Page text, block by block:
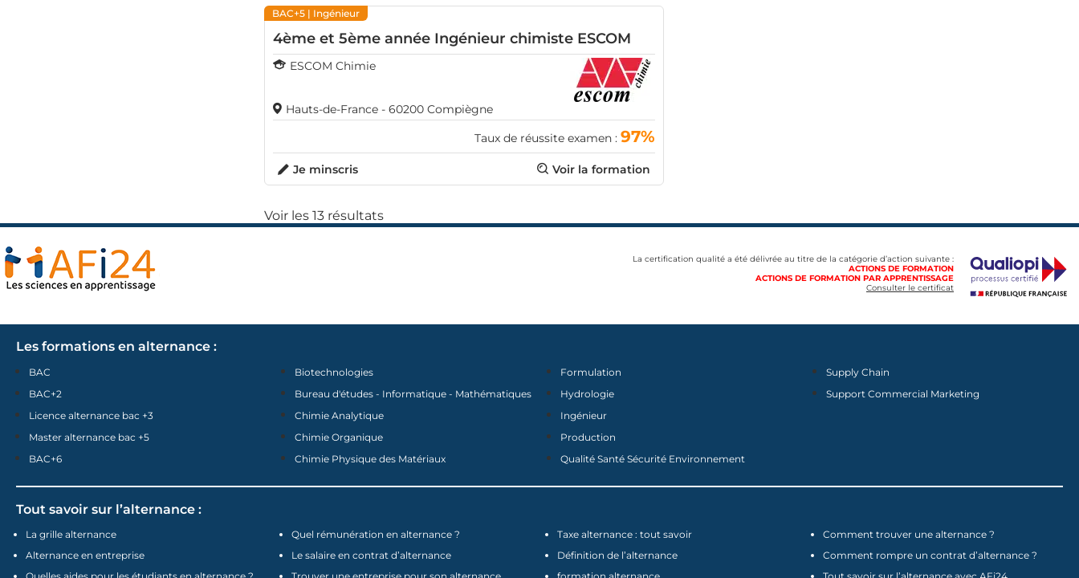
BAC+5 | Ingénieur
4ème et 5ème année Ingénieur chimiste ESCOM
ESCOM Chimie
Hauts-de-France - 60200 Compiègne
Taux de réussite examen : 97%
Voir la formation
Je minscris
Voir les 13 résultats
La certification qualité a été délivrée au titre de la catégorie d’action suivante :
ACTIONS DE FORMATION
ACTIONS DE FORMATION PAR APPRENTISSAGE
Consulter le certificat
Les formations en alternance :
BAC
BAC+2
Licence alternance bac +3
Master alternance bac +5
BAC+6
Biotechnologies
Bureau d'études - Informatique - Mathématiques
Chimie Analytique
Chimie Organique
Chimie Physique des Matériaux
Formulation
Hydrologie
Ingénieur
Production
Qualité Santé Sécurité Environnement
Supply Chain
Support Commercial Marketing
Tout savoir sur l’alternance :
La grille alternance
Alternance en entreprise
Quel rémunération en alternance ?
Le salaire en contrat d’alternance
Taxe alternance : tout savoir
Définition de l’alternance
Comment trouver une alternance ?
Comment rompre un contrat d’alternance ?